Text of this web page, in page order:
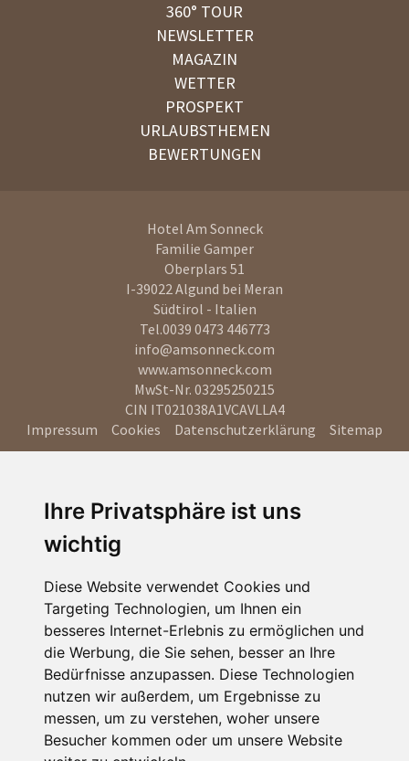
Ihre Privatsphäre ist uns
wichtig
Diese Website verwendet Cookies und
Targeting Technologien, um Ihnen ein
besseres Internet-Erlebnis zu ermöglichen und
die Werbung, die Sie sehen, besser an Ihre
Bedürfnisse anzupassen. Diese Technologien
nutzen wir außerdem, um Ergebnisse zu
messen, um zu verstehen, woher unsere
Besucher kommen oder um unsere Website
360° TOUR
NEWSLETTER
MAGAZIN
WETTER
PROSPEKT
URLAUBSTHEMEN
BEWERTUNGEN
Hotel Am Sonneck
Familie Gamper
Oberplars 51
I-39022Algund bei Meran
Südtirol - Italien
Tel.0039 0473 446773
info@amsonneck.com
www.amsonneck.com
MwSt-Nr. 03295250215
CIN IT021038A1VCAVLLA4
Impressum
Cookies Datenschutzerklärung Sitemap